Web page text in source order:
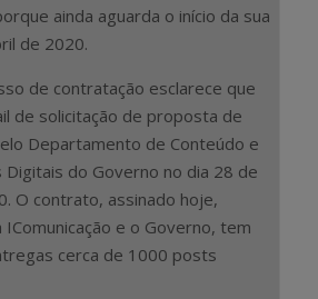
ainda aguarda o início da sua
de 2020.
de contratação esclarece que
de solicitação de proposta de
Departamento de Conteúdo e
Digitais do Governo no dia 28 de
O contrato, assinado hoje,
e o Governo, tem
cerca de 1000 posts